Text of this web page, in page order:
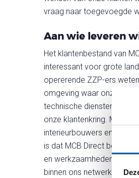
vraag naar toegevoegde
Aan wie leveren
Het klantenbestand van
interessant voor grote
opererende ZZP-ers
omgeving waar onze
technische diensten,
onze klantenkring. Maar
interieurbouwers en zelfs
is dat MCB Direct
en werkzaamheden van
binnen ons netwerk